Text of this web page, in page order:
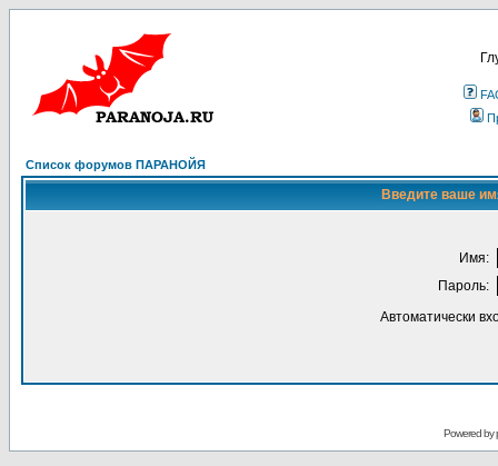
Список форумов ПАРАНОЙЯ
Введите ваше
Имя:
Пароль:
Автоматически
Powered by